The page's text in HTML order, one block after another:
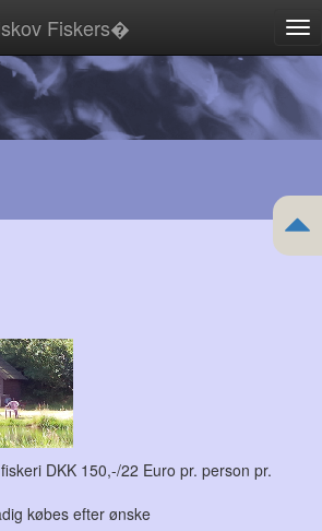
Fiskers�
DKK 150,-/22 Euro pr. person pr.
købes efter ønske